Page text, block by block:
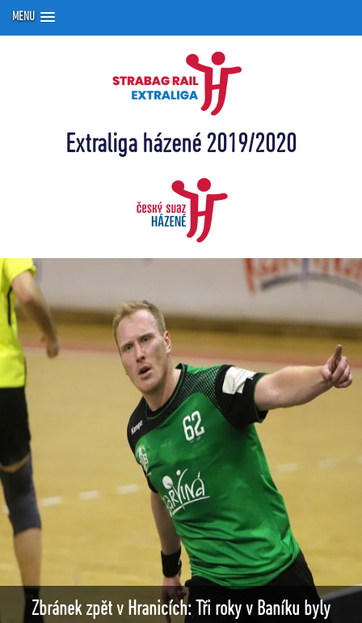
MENU
Extraliga házené 2019/2020
Zbránek zpět v Hranicích: Tři roky v Baníku byly